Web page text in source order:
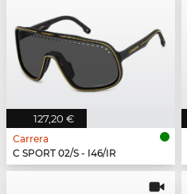
127,20 €
Carrera
C SPORT 02/S - I46/IR